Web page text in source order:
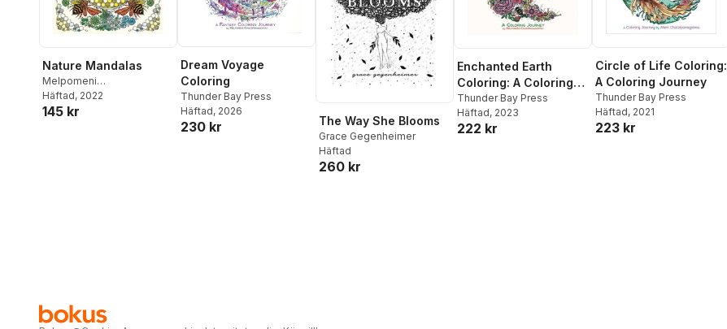
Nature Mandalas
Melpomeni
Chatzipanagiotou
Häftad, 2022
145 kr
Dream Voyage
Coloring
Thunder Bay Press
Häftad, 2026
230 kr The Way She Blooms
Grace Gegenheimer
Häftad
260 kr
Enchanted Earth
Coloring: A Coloring
Journey
Thunder Bay Press
Häftad, 2023
222 kr
Circle of Life Coloring:
A Coloring Journey
Thunder Bay Press
Häftad, 2021
223 kr